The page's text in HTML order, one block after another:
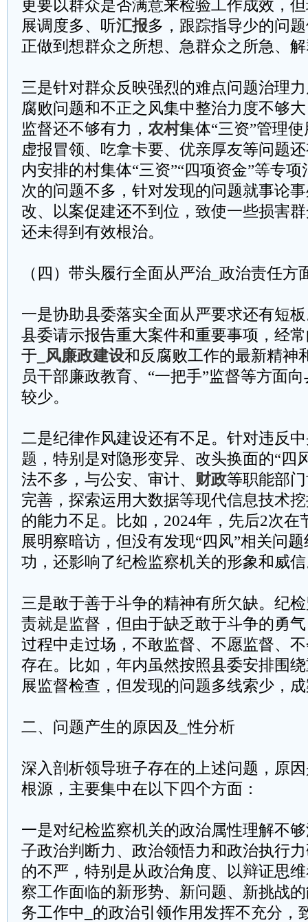
更要以群众是否满意来检验工作成效，
展调度多、听汇报多，跟踪指导少的问
正做到想群众之所想、急群众之所急、
三是针对群众反映强烈的难点问题治理
腐败问题和不正之风集中整治力度不够
监督还不够有力， 农村集体“三资”管理
虚报冒领、吃拿卡要、优亲厚友等问题
内安排的村集体“三资”“四项资金”等专
次的问题不多，针对发现的问题就事论
改、以案促建还不到位，致使一些损害
还未得到有效根治。
（四）带头履行全面从严治_政治责任方
一是协助县委落实全面从严要求还有短
县委请示报告重大案件和重要事项，经
于 _风廉政建设和反腐败工作的最新精神
员干部廉政教育、“一把手”监督等方面
较少。
二是纪律作风建设还有不足。针对违反
题，特别是对隐形变异、改头换面的“四
法不多，与公安、审计、 财政等职能部
完善，探索运用大数据等现代信息技术
的能力不足。比如，2024年，先后2次在
展明察暗访，但没有发现“四风”相关问
功，还影响了纪检监察机关的形象和威
三是敢于善于斗争的精神有所欠缺。纪
责就是监督，但由于缺乏敢于斗争的勇
过程中走过场，不敢监督、不愿监督、
存在。比如，年内虽然按照县委安排围
展监督检查，但发现的问题多线索少，
二、问题产生的原因及_性分析
深入剖析领导班子存在的上述问题，原
根源，主要集中在以下四个方面：
一是对纪检监察机关的政治属性理解不
子政治判断力、政治领悟力和政治执行
的不严，特别是从政治角度、以辩证思
察工作面临的新形势、新问题、新挑战
务工作中_的政治引领作用发挥不充分，